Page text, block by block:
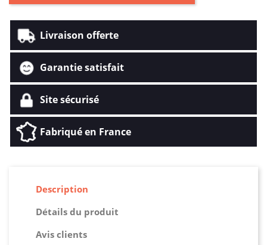
Livraison offerte
Garantie satisfait
Site sécurisé
Fabriqué en France
Description
Détails du produit
Avis clients